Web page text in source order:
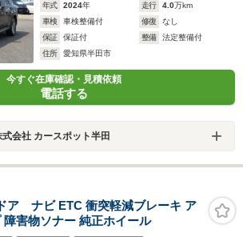
年式
2024年 走行 4.0万km
車検
車検整備付 修復
なし
保証
保証付 整備
法定整備付
住所
愛知県半田市
今すぐ在庫確認・見積依頼
電話する
会社 カースポット半田
ア ナビ ETC 衝突軽減ブレーキ ア
イドリングストップ 障害物ソナー 純正ホイール